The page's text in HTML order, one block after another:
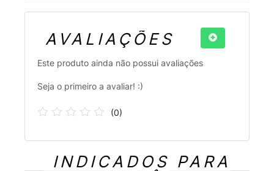
AVALIAÇÕES
Este produto ainda não possui avaliações
Seja o primeiro a avaliar! :)
(0)
INDICADOS PARA